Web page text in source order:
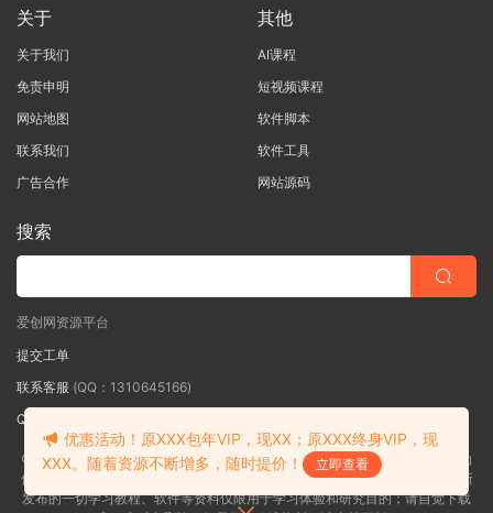
关于
关于我们
免责申明
网站地图
联系我们
广告合作
其他
AI课程
短视频课程
软件脚本
软件工具
网站源码
搜索
爱创网资源平台
提交工单
联系客服 (QQ：1310645166)
QQ群
©2018-2026爱创网网内容全部来自网络，版权争议与本站无关，如果您认为
侵犯了您的合法权益,请联系我们删除，并向所有持版权者致最深歉意！本站所
发布的一切学习教程、软件等资料仅限用于学习体验和研究目的；请自觉下载
优惠活动！原XXX包年VIP，现XX；原XXX终身VIP，现
XXX。随着资源不断增多，随时提价！
立即查看